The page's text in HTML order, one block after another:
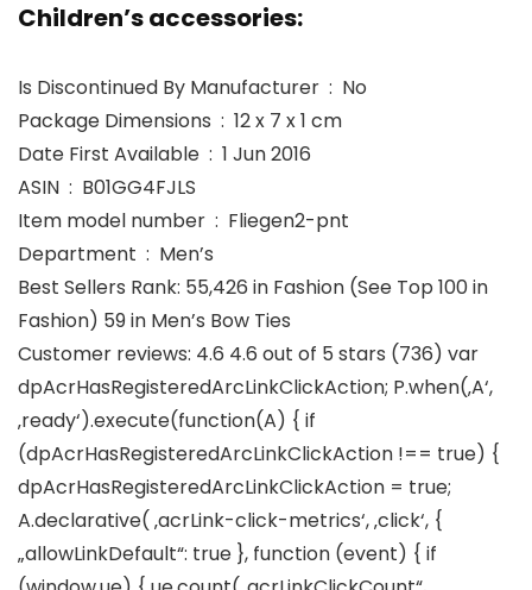
Children’s accessories:
Is Discontinued By Manufacturer ‏ : ‎ No
Package Dimensions ‏ : ‎ 12 x 7 x 1 cm
Date First Available ‏ : ‎ 1 Jun 2016
ASIN ‏ : ‎ B01GG4FJLS
Item model number ‏ : ‎ Fliegen2-pnt
Department ‏ : ‎ Men’s
Best Sellers Rank: 55,426 in Fashion (See Top 100 in
Fashion) 59 in Men’s Bow Ties
Customer reviews: 4.6 4.6 out of 5 stars (736) var
dpAcrHasRegisteredArcLinkClickAction; P.when(‚A‘,
‚ready‘).execute(function(A) { if
(dpAcrHasRegisteredArcLinkClickAction !== true) {
dpAcrHasRegisteredArcLinkClickAction = true;
A.declarative( ‚acrLink-click-metrics‘, ‚click‘, {
„allowLinkDefault“: true }, function (event) { if